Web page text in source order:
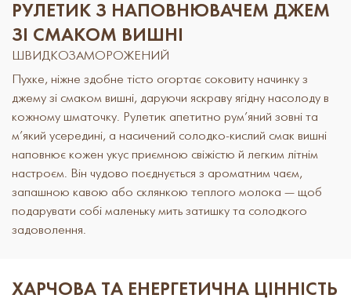
РУЛЕТИК З НАПОВНЮВАЧЕМ ДЖЕМ
ЗІ СМАКОМ ВИШНІ
ШВИДКОЗАМОРОЖЕНИЙ
Пухке, ніжне здобне тісто огортає соковиту начинку з
джему зі смаком вишні, даруючи яскраву ягідну насолоду в
кожному шматочку. Рулетик апетитно рум’яний зовні та
м’який усередині, а насичений солодко-кислий смак вишні
наповнює кожен укус приємною свіжістю й легким літнім
настроєм. Він чудово поєднується з ароматним чаєм,
запашною кавою або склянкою теплого молока — щоб
подарувати собі маленьку мить затишку та солодкого
задоволення.
ХАРЧОВА ТА ЕНЕРГЕТИЧНА ЦІННІСТЬ